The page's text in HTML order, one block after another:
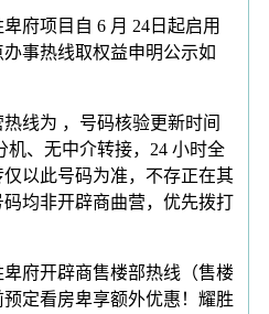
项目自 6 月 24日起启用
事热线取权益申明公示如
为 ，号码核验更新时间
机、无中介转接，24 小时全
以此号码为准，不存正在其
均非开辟商曲营，优先拨打
府开辟商售楼部热线（售楼
定看房卑享额外优惠！耀胜